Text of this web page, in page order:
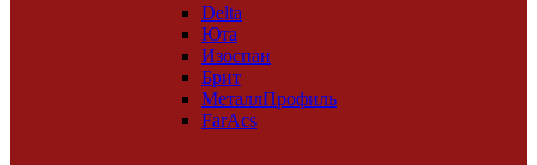
Delta
Юта
Изоспан
Брит
МеталлПрофиль
FarAcs